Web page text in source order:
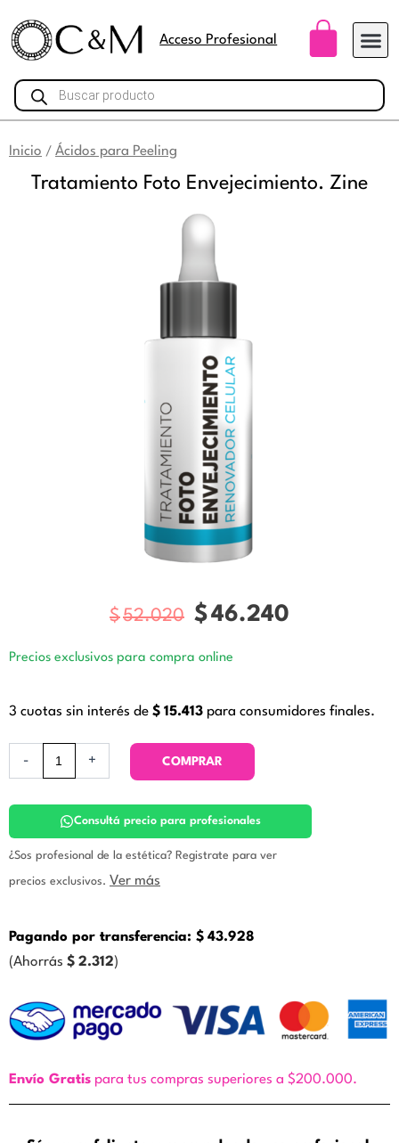
contenido
Acceso Profesional
Búsqueda
de
productos
Inicio / Ácidos para Peeling
Tratamiento Foto Envejecimiento. Zine
$52.020 El
precio
era:
$52.020.
$46.240
es:
Precios exclusivos para compra online
3 cuotas sin interés de $ 15.413 para consumidores finales.
-
Zine
cantidad
+ COMPRAR
Consultá precio para profesionales
¿Sos profesional de la estética? Registrate para ver
precios exclusivos. Ver más
Pagando por transferencia: $ 43.928
(Ahorrás $ 2.312)
Envío Gratis para tus compras superiores a $200.000.